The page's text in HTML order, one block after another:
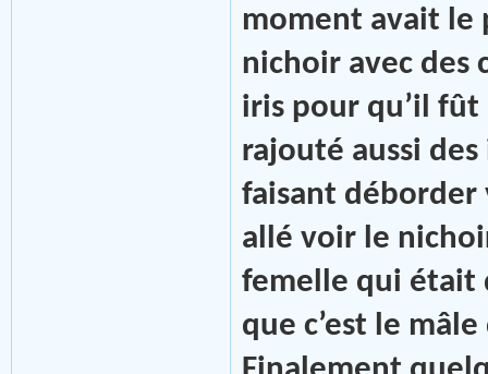
moment avait le
nichoir avec des
iris pour qu’il fût
rajouté aussi
faisant déborder
allé voir le
femelle qui était
que c’est le